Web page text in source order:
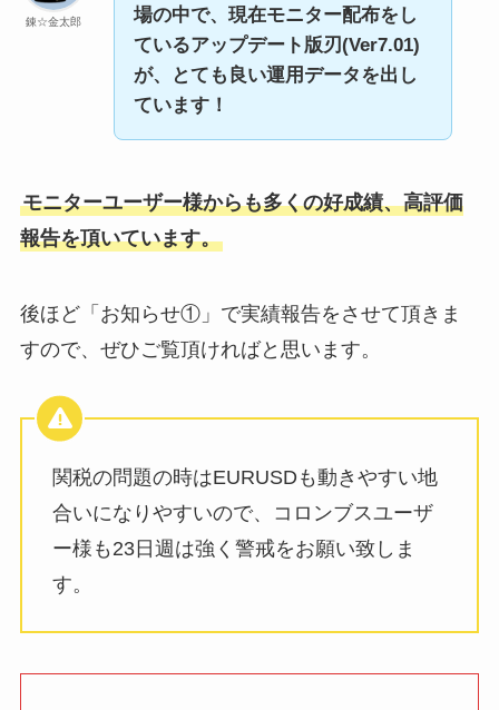
錬☆金太郎
場の中で、現在モニター配布をし
ているアップデート版刃(Ver7.01)
が、とても良い運用データを出し
ています！
モニターユーザー様からも多くの好成績、高評価
報告を頂いています。
後ほど「お知らせ①」で実績報告をさせて頂きま
すので、ぜひご覧頂ければと思います。
関税の問題の時はEURUSDも動きやすい地
合いになりやすいので、コロンブスユーザ
ー様も23日週は強く警戒をお願い致しま
す。